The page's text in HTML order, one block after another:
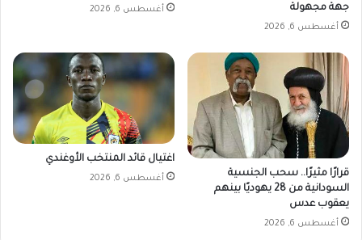
جهة مجهولة
أغسطس 6, 2026
أغسطس 6, 2026
قرارًا مثيرًا.. سحب الجنسية
السودانية من 28 يهوديًا بينهم
يعقوب عدس
أغسطس 6, 2026
اغتيال قائد المنتخب الأوغندي
أغسطس 6, 2026